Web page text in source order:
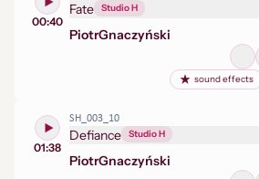
00:40
Fate Studio H
PiotrGnaczyński
sound effects
01:38
SH_003_10
Defiance Studio H
PiotrGnaczyński